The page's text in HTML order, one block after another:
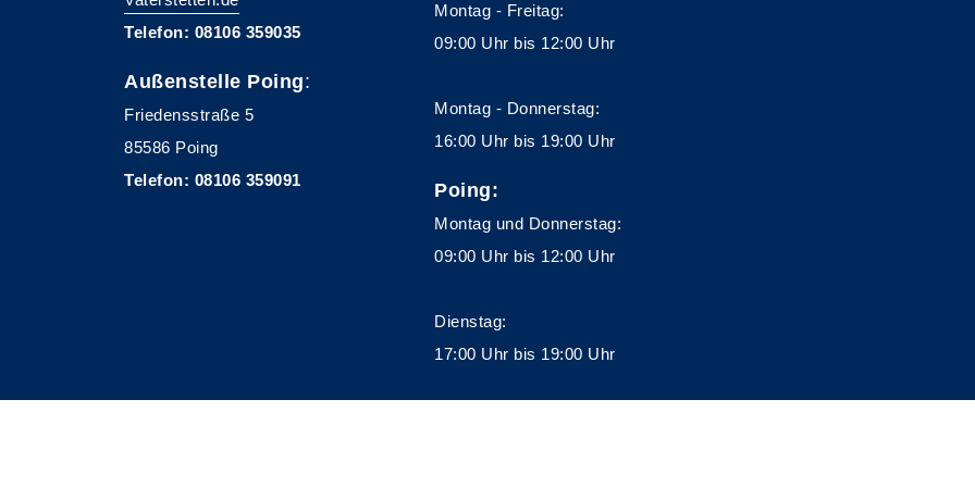
Telefon: 08106 359035
Außenstelle Poing:
Friedensstraße 5
85586 Poing
Telefon: 08106 359091
Montag - Freitag:
09:00 Uhr bis 12:00 Uhr
Montag - Donnerstag:
16:00 Uhr bis 19:00 Uhr
Poing:
Montag und Donnerstag:
09:00 Uhr bis 12:00 Uhr
Dienstag:
17:00 Uhr bis 19:00 Uhr